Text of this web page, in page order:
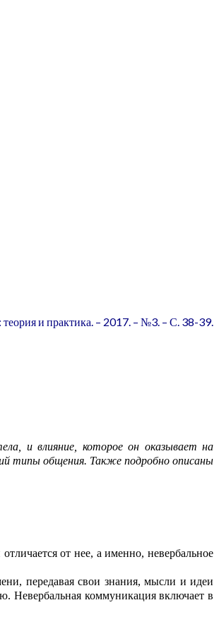
и практика. – 2017. – №3. – С. 38-39.
и влияние, которое он оказывает на
типы общения. Также подробно описаны
я от нее, а именно, невербальное
, передаваясвои знания, мысли и идеи
Невербальная коммуникация включаетв